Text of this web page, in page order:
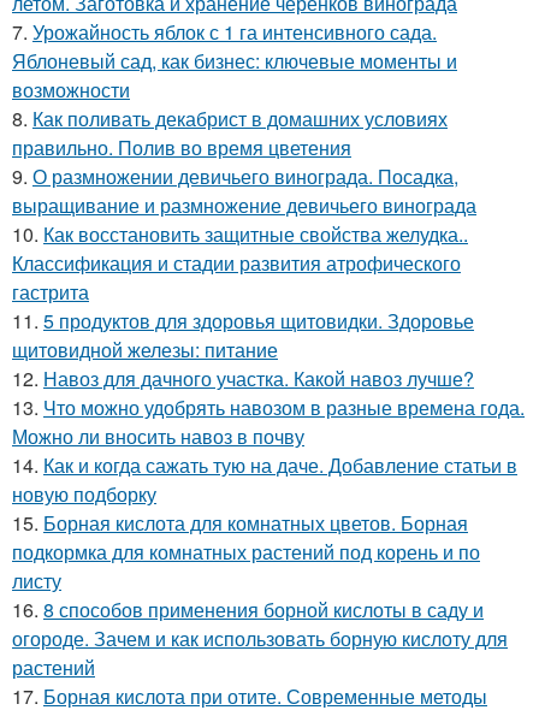
7. Урожайность яблок с 1 га интенсивного сада.
Яблоневый сад, как бизнес: ключевые моменты и
возможности
8. Как поливать декабрист в домашних условиях
правильно. Полив во время цветения
9. О размножении девичьего винограда. Посадка,
выращивание и размножение девичьего винограда
10. Как восстановить защитные свойства желудка..
Классификация и стадии развития атрофического
гастрита
11. 5 продуктов для здоровья щитовидки. Здоровье
щитовидной железы: питание
12. Навоз для дачного участка. Какой навоз лучше?
13. Что можно удобрять навозом в разные времена года.
Можно ли вносить навоз в почву
14. Как и когда сажать тую на даче. Добавление статьи в
новую подборку
15. Борная кислота для комнатных цветов. Борная
подкормка для комнатных растений под корень и по
листу
16. 8 способов применения борной кислоты в саду и
огороде. Зачем и как использовать борную кислоту для
растений
17. Борная кислота при отите. Современные методы